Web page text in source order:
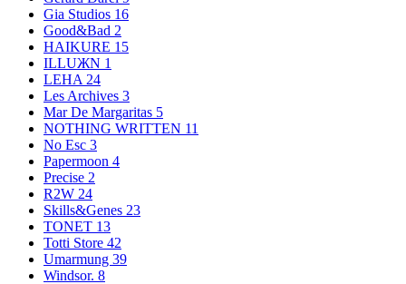
Gia Studios 16
Good&Bad 2
HAIKURE 15
ILLUЖN 1
LEHA 24
Les Archives 3
Mar De Margaritas 5
NOTHING WRITTEN 11
No Esc 3
Papermoon 4
Precise 2
R2W 24
Skills&Genes 23
TONET 13
Totti Store 42
Umarmung 39
Windsor. 8